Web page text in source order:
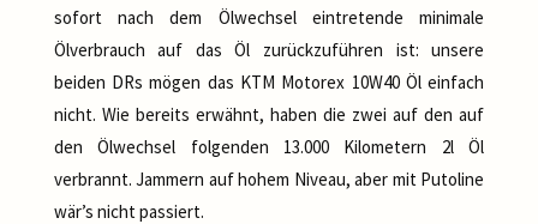
sofort nach dem Ölwechsel eintretende minimale
Ölverbrauch auf das Öl zurückzuführen ist: unsere
beiden DRs mögen das KTM Motorex 10W40 Öl einfach
nicht. Wie bereits erwähnt, haben die zwei auf den auf
den Ölwechsel folgenden 13.000 Kilometern 2l Öl
verbrannt. Jammern auf hohem Niveau, aber mit Putoline
wär’s nicht passiert.